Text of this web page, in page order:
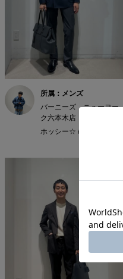
所属：メンズ
バーニーズ ニューヨー
ク六本木店
ホッシー☆ / 174cm